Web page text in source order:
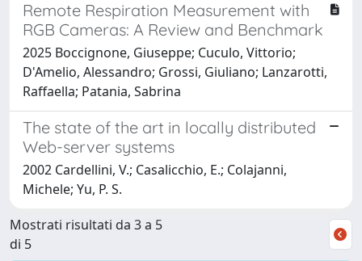
Remote Respiration Measurement with
RGB Cameras: A Review and Benchmark
2025 Boccignone, Giuseppe; Cuculo, Vittorio;
D'Amelio, Alessandro; Grossi, Giuliano; Lanzarotti,
Raffaella; Patania, Sabrina
The state of the art in locally distributed
Web-server systems
2002 Cardellini, V.; Casalicchio, E.; Colajanni,
Michele; Yu, P. S.
Mostrati risultati da 3 a 5
di 5